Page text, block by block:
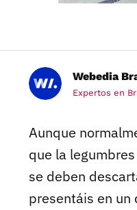
Webedia
Expertos en
Aunque
que la
se deben
presentáis en un